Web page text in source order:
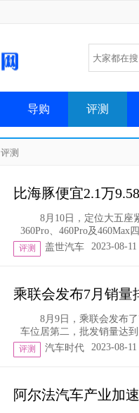
导购 评测
评测
比海豚便宜2.1万
8月10日，定位大五座
360Pro、460Pro及460Max
评测 盖世汽车 2023-08-
乘联会发布7月销量
8月9日，乘联会发布
车位居第二，批发销量达
评测 汽车时代 2023-08-
阿尔法汽车产业加